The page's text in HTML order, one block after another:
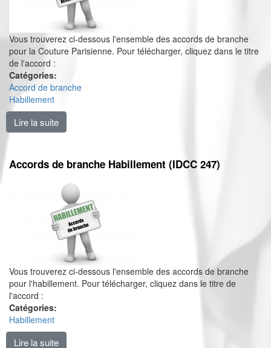
Vous trouverez ci-dessous l'ensemble des accords de branche
pour la Couture Parisienne. Pour télécharger, cliquez dans le titre
de l'accord :
Catégories:
Accord de branche
Habillement
Lire la suite
Accords de branche Habillement (IDCC 247)
Vous trouverez ci-dessous l'ensemble des accords de branche
pour l'habillement. Pour télécharger, cliquez dans le titre de
l'accord :
Catégories:
Habillement
Lire la suite